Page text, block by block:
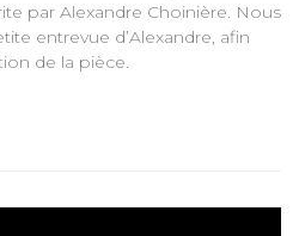
par Alexandre Choinière. Nous
entrevue d’Alexandre, afin
de la pièce.